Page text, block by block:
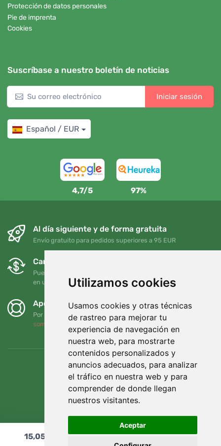
Utilizamos cookies
Usamos cookies y otras técnicas
de rastreo para mejorar tu
experiencia de navegación en
nuestra web, para mostrarte
contenidos personalizados y
anuncios adecuados, para analizar
el tráfico en nuestra web y para
comprender de donde llegan
nuestros visitantes.
Aceptar
Protección de datos personales
Pie de imprenta
Cookies
Suscríbase a nuestro boletín de noticias
Iniciar sesión
Español / EUR
4,7/5 97%
Al día siguiente y de forma gratuita
Envío gratuito para pedidos superiores a 95 EUR
Cambios y devoluciones gratuitos
Puede devolver o cambiar su pedido en cualquier momento
en un plazo de 90 días
Apoyamos a Trees.org
Por cada pedido plantamos un árbol. Leer más
somos
15,05 Añadir al carrito